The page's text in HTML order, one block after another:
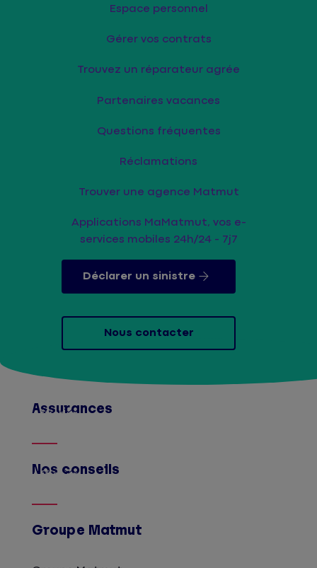
Espace personnel
Gérer vos contrats
Trouvez un réparateur agrée
Partenaires vacances
Questions fréquentes
Réclamations
Trouver une agence Matmut
Applications MaMatmut, vos e-
services mobiles 24h/24 - 7j7
Déclarer un sinistre
Nous contacter
Assurances
Afficher
Nos conseils
Afficher
Groupe Matmut